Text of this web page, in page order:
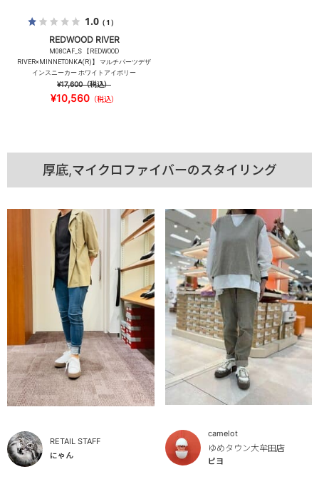
1.0（1）
REDWOOD RIVER
M08CAF_S 【REDWOOD
RIVER×MINNETONKA(R)】 マルチパーツデザ
インスニーカー ホワイトアイボリー
¥17,600（税込）
¥10,560（税込）
厚底,マイクロファイバーのスタイリング
RETAIL STAFF
にゃん
camelot
ゆめタウン大牟田店
ピヨ